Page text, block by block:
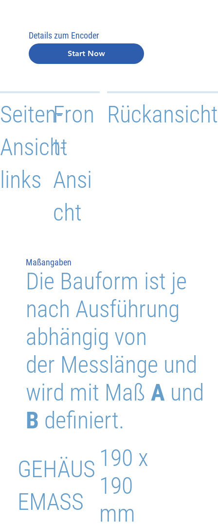
Seiten-
Ansicht
links
Rückansicht
Fron
t-
Ansi
cht
Maßangaben
Die Bauform ist je
nach Ausführung
abhängig von
der Messlänge und
wird mit MaßA und
B definiert.
GEHÄUS
EMASS
190 x
190
mm
Details zum Encoder
Start Now